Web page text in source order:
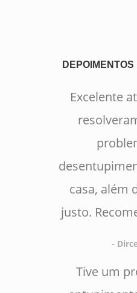
Excelente
casa, além
justo.
-
Tive um